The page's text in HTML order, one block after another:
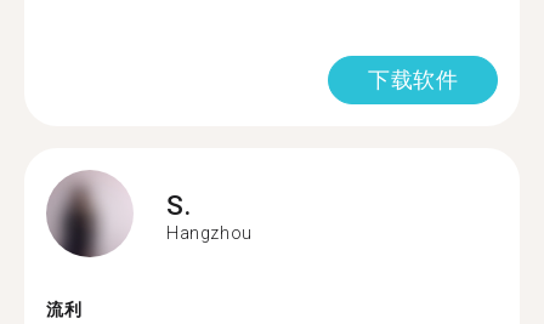
下载软件
S.
Hangzhou
流利